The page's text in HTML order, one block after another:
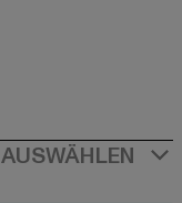
AUSWÄHLEN